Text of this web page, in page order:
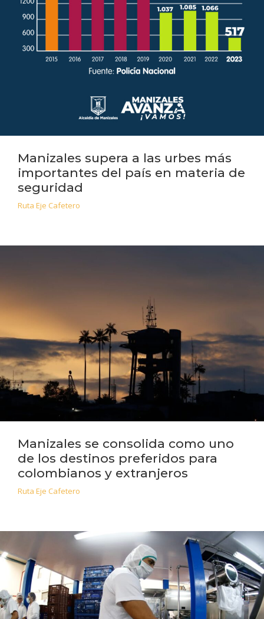
Manizales supera a las urbes más
importantes del país en materia de
seguridad
Ruta Eje Cafetero
Manizales se consolida como uno
de los destinos preferidos para
colombianos y extranjeros
Ruta Eje Cafetero